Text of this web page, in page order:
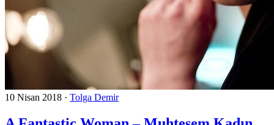
10 Nisan 2018 · Tolga Demir